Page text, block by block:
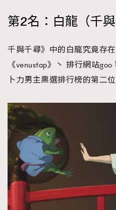
第2名：白龍（千與
千與千尋》中的白龍究竟存
《venustap》丶 排行網站
卜力男主票選排行榜的第二